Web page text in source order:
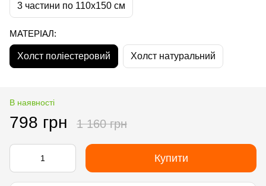
3 частини по 110х150 см
МАТЕРІАЛ:
Холст поліестеровий Холст натуральний
В наявності
798 грн 1 160 грн
Купити